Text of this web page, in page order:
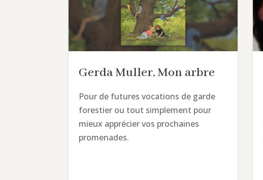
Gerda Muller, Mon arbre
Pour de futures vocations de garde
forestier ou tout simplement pour
mieux apprécier vos prochaines
promenades.